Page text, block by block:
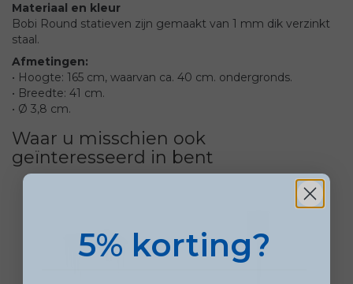
Materiaal en kleur
Bobi Round statieven zijn gemaakt van 1 mm dik verzinkt
staal.
Afmetingen:
• Hoogte: 165 cm, waarvan ca. 40 cm. ondergronds.
• Breedte: 41 cm.
• Ø 3,8 cm.
Waar u misschien ook
geïnteresseerd in bent
5% korting?